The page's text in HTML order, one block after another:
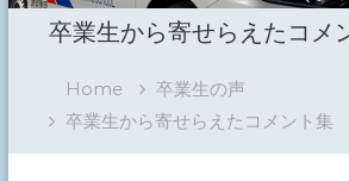
ロ
を
し
て
卒業生から寄せらえたコメ
Home
卒業生の声
卒業生から寄せらえたコメント集